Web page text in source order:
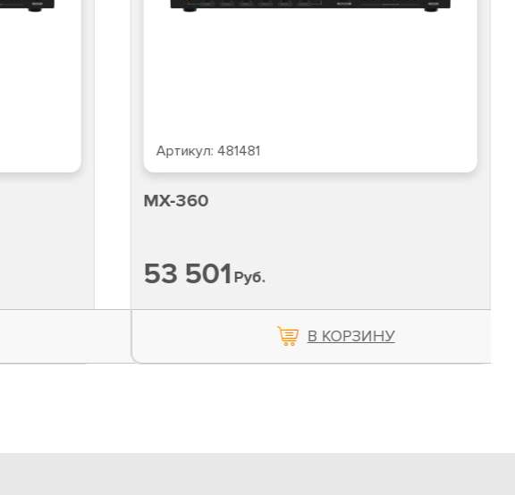
Артикул: 481481
MX-360
53 501Руб.
В КОРЗИНУ